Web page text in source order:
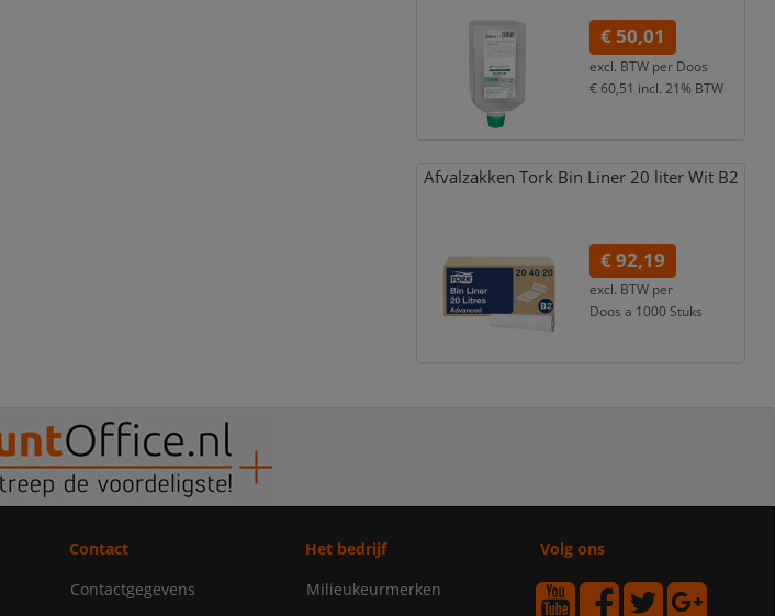
€ 50,01
excl. BTW per Doos
€ 60,51 incl. 21% BTW
Afvalzakken Tork Bin Liner 20 liter Wit B2
€ 92,19
excl. BTW per
Doos a 1000 Stuks
Contact
Contactgegevens
Het bedrijf
Milieukeurmerken
Volg ons